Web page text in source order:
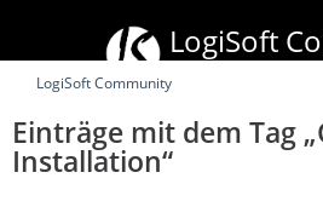
LogiSoft
LogiSoft Community
Einträge mit dem Tag
Installation“